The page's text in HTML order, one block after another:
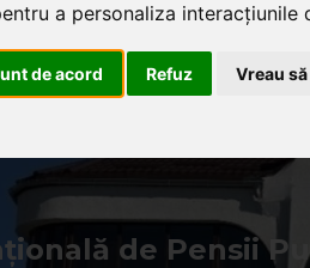
a personaliza interacțiunile
de acord Refuz Vreau
de Pensii